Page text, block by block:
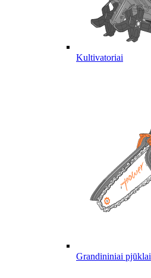
Kultivatoriai
Grandininiai pjūklai